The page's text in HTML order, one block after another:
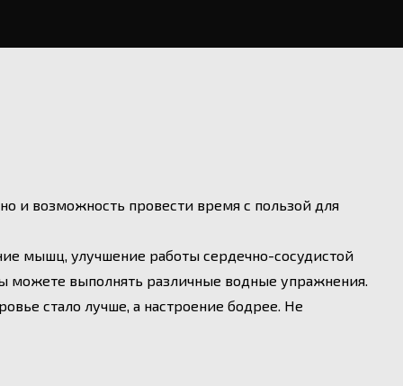
и возможность провести время с пользой для
мышц, улучшение работы сердечно-сосудистой
можете выполнять различные водные упражнения.
стало лучше, а настроение бодрее. Не